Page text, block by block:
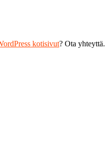
kotisivut? Ota yhteyttä.